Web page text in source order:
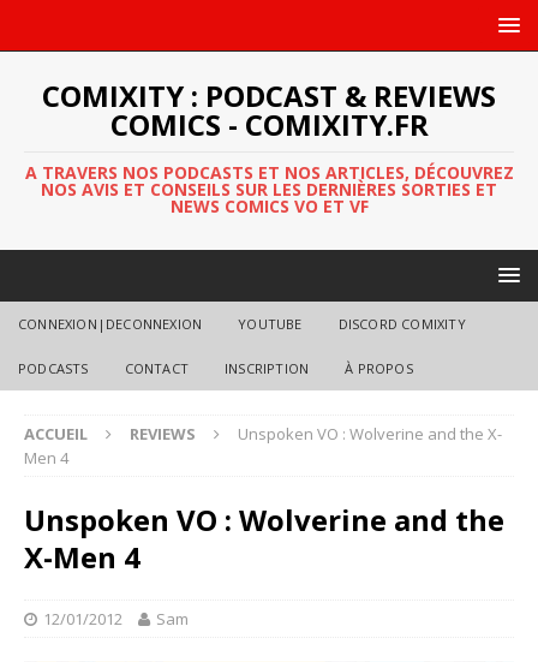
COMIXITY : PODCAST & REVIEWS
COMICS - COMIXITY.FR
A TRAVERS NOS PODCASTS ET NOS ARTICLES, DÉCOUVREZ
NOS AVIS ET CONSEILS SUR LES DERNIÈRES SORTIES ET
NEWS COMICS VO ET VF
CONNEXION|DECONNEXION YOUTUBE DISCORD COMIXITY
PODCASTS CONTACT INSCRIPTION À PROPOS
ACCUEIL REVIEWS
Unspoken VO : Wolverine and the X-
Men 4
Unspoken VO : Wolverine and the
X-Men 4
12/01/2012 Sam